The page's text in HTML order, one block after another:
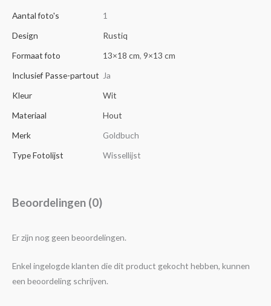
Aantal foto's
1
Design
Rustiq
Formaat foto
13×18 cm, 9×13 cm
Inclusief Passe-partout Ja
Kleur
Wit
Materiaal
Hout
Merk
Goldbuch
Type Fotolijst
Wissellijst
Beoordelingen (0)
Er zijn nog geen beoordelingen.
Enkel ingelogde klanten die dit product gekocht hebben, kunnen
een beoordeling schrijven.